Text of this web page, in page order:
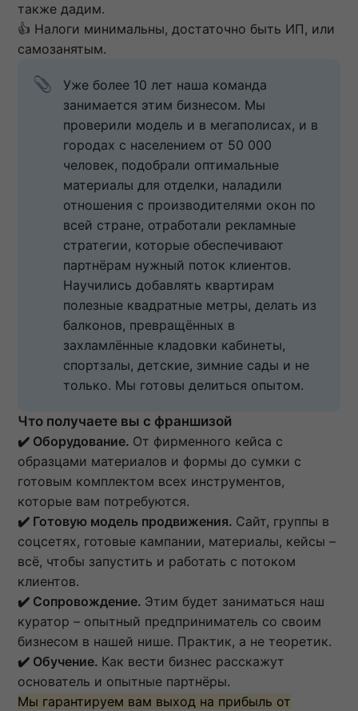
также дадим.
👍 Налоги минимальны, достаточно быть ИП, или
самозанятым.
Уже более 10 лет наша команда
занимается этим бизнесом. Мы
проверили модель и в мегаполисах, и в
городах с населением от 50 000
человек, подобрали оптимальные
материалы для отделки, наладили
отношения с производителями окон по
всей стране, отработали рекламные
стратегии, которые обеспечивают
партнёрам нужный поток клиентов.
Научились добавлять квартирам
полезные квадратные метры, делать из
балконов, превращённых в
захламлённые кладовки кабинеты,
спортзалы, детские, зимние сады и не
только. Мы готовы делиться опытом.
Что получаете вы с франшизой
✔️ Оборудование. От фирменного кейса с
образцами материалов и формы до сумки с
готовым комплектом всех инструментов,
которые вам потребуются.
✔️ Готовую модель продвижения. Сайт, группы в
соцсетях, готовые кампании, материалы, кейсы –
всё, чтобы запустить и работать с потоком
клиентов.
✔️ Сопровождение. Этим будет заниматься наш
куратор – опытный предприниматель со своим
бизнесом в нашей нише. Практик, а не теоретик.
✔️ Обучение. Как вести бизнес расскажут
основатель и опытные партнёры.
Мы гарантируем вам выход на прибыль от